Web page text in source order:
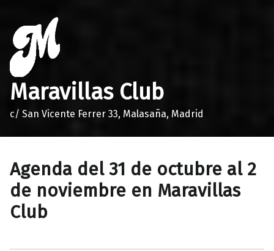
Maravillas Club
c/ San Vicente Ferrer 33, Malasaña, Madrid
Agenda del 31 de octubre al 2
de noviembre en Maravillas
Club